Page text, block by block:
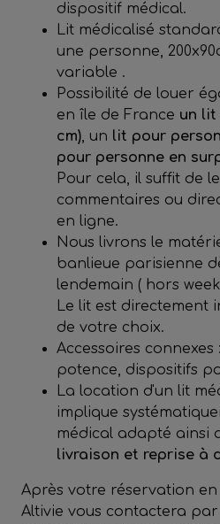
dispositif médical.
Lit médicalisé
une personne,
variable .
Possibilité de louer
en île de France un lit
cm), un lit pour
pour personne en
Pour cela, il suffit de
commentaires ou
en ligne.
Nous livrons le
banlieue parisienne
lendemain ( hors
Le lit est directement
de votre choix.
Accessoires
potence, dispositifs
La location d'un lit
implique
médical adapté ainsi
livraison et reprise à
Après votre réservation
Altivie vous contactera